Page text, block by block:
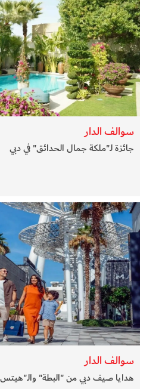
سوالف الدار
جائزة لـ"ملكة جمال الحدائق" في دبي
سوالف الدار
هدايا صيف دبي من "البطة"